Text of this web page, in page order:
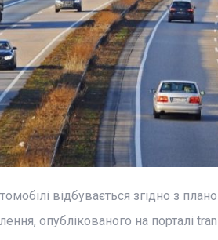
відбувається згідно з
опублікованого на порталі